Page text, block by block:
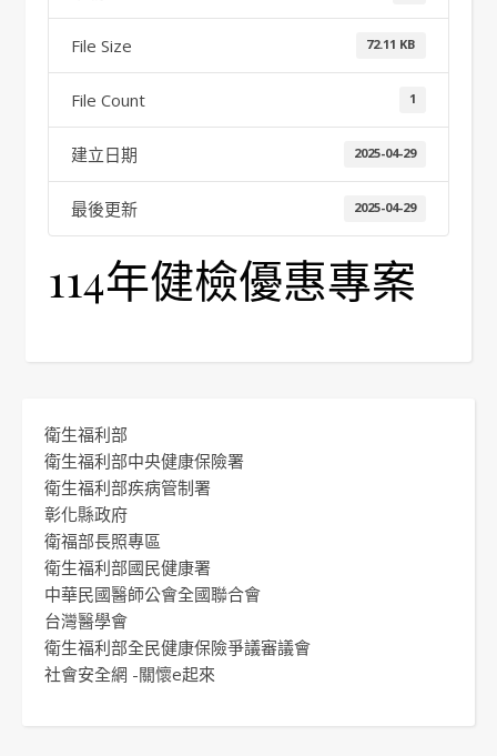
File Size 72.11 KB
File Count 1
建立日期 2025-04-29
最後更新 2025-04-29
114年健檢優惠專案
衛生福利部
衛生福利部中央健康保險署
衛生福利部疾病管制署
彰化縣政府
衛福部長照專區
衛生福利部國民健康署
中華民國醫師公會全國聯合會
台灣醫學會
衛生福利部全民健康保險爭議審議會
社會安全網 -關懷e起來